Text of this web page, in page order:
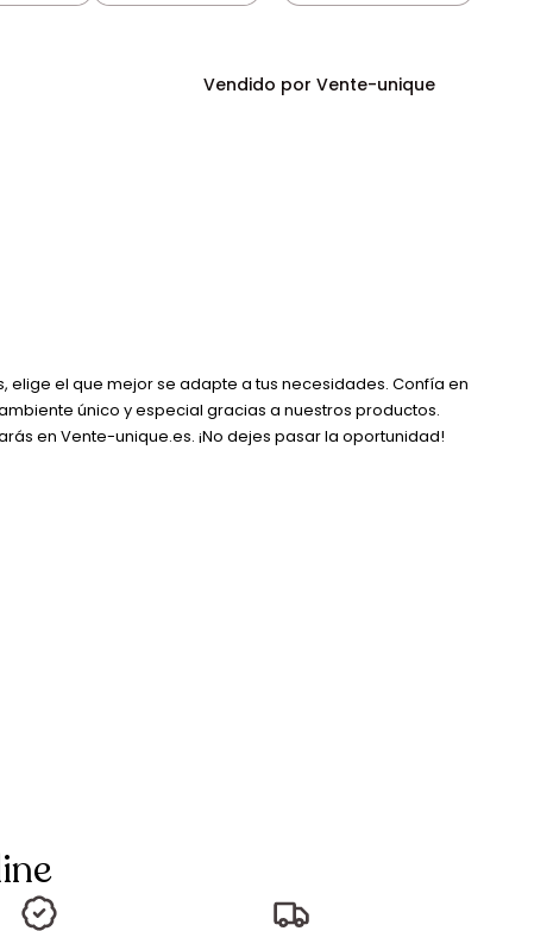
Vendido por Vente-unique
elige el que mejor se adapte a tus necesidades. Confía en
único y especial gracias a nuestros productos.
en Vente-unique.es. ¡No dejes pasar la oportunidad!